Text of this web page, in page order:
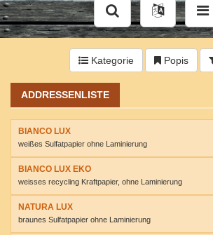
Kategorie Popis
ADDRESSENLISTE
BIANCO LUX
weißes Sulfatpapier ohne Laminierung
BIANCO LUX EKO
weisses recycling Kraftpapier, ohne Laminierung
NATURA LUX
braunes Sulfatpapier ohne Laminierung